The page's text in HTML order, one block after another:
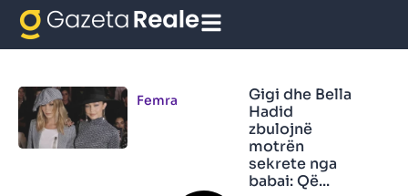
Ayda Nix
Femra
Gigi dhe Bella
Hadid
zbulojnë
motrën
sekrete nga
babai: Që...